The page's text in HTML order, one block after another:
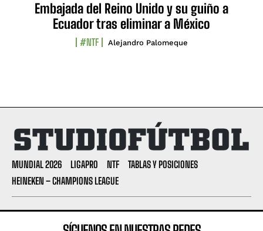
Embajada del Reino Unido y su guiño a
Ecuador tras eliminar a México
#NTF Alejandro Palomeque
MUNDIAL 2026 LIGAPRO NTF
TABLAS Y POSICIONES
HEINEKEN – CHAMPIONS LEAGUE